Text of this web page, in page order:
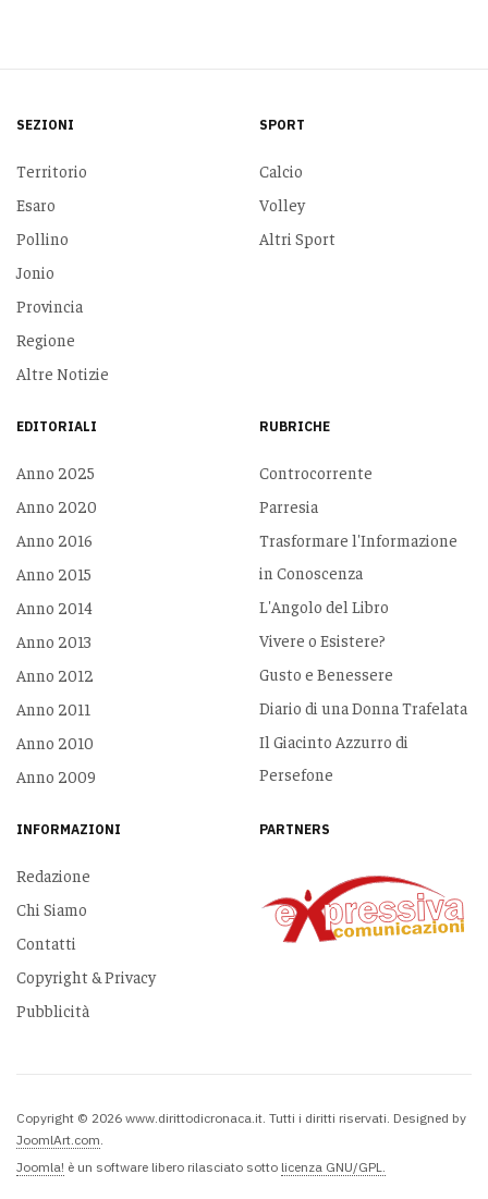
SEZIONI
Territorio
Esaro
Pollino
Jonio
Provincia
Regione
Altre Notizie
SPORT
Calcio
Volley
Altri Sport
EDITORIALI
Anno 2025
Anno 2020
Anno 2016
Anno 2015
Anno 2014
Anno 2013
Anno 2012
Anno 2011
Anno 2010
Anno 2009
RUBRICHE
Controcorrente
Parresia
Trasformare l'Informazione
in Conoscenza
L'Angolo del Libro
Vivere o Esistere?
Gusto e Benessere
Diario di una Donna Trafelata
Il Giacinto Azzurro di
Persefone
INFORMAZIONI
Redazione
Chi Siamo
Contatti
Copyright & Privacy
Pubblicità
PARTNERS
Copyright © 2026 www.dirittodicronaca.it. Tutti i diritti riservati. Designed by
JoomlArt.com.
Joomla! è un software libero rilasciato sotto licenza GNU/GPL.